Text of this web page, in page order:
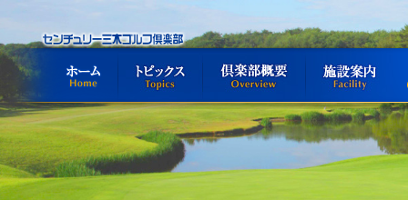
ホーム トピックス 倶楽部概要 施設案内 セ